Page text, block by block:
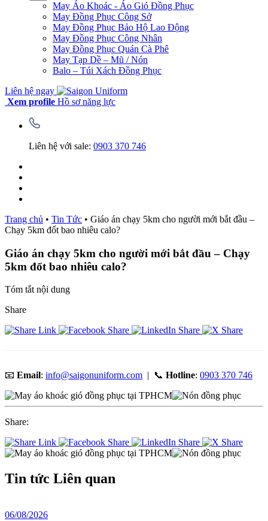
May Áo Khoác - Áo Gió Đồng Phục
May Đồng Phục Công Sở
May Đồng Phục Bảo Hộ Lao Động
May Đồng Phục Công Nhân
May Đồng Phục Quán Cà Phê
May Tạp Dề – Mũ / Nón
Balo – Túi Xách Đồng Phục
Liên hệ ngay
Xem profile Hồ sơ năng lực
Liên hệ với sale: 0903 370 746
Trang chủ • Tin Tức • Giáo án chạy 5km cho người mới bắt đầu –
Chạy 5km đốt bao nhiêu calo?
Giáo án chạy 5km cho người mới bắt đầu – Chạy
5km đốt bao nhiêu calo?
Tóm tắt nội dung
Share
📧 Email: info@saigonuniform.com | 📞 Hotline: 0903 370 746
Share:
Tin tức Liên quan
06/08/2026